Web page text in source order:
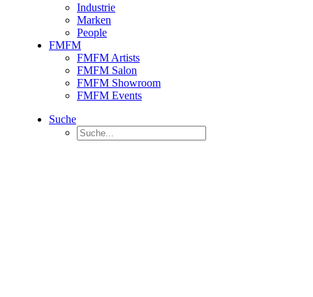
Industrie
Marken
People
FMFM
FMFM Artists
FMFM Salon
FMFM Showroom
FMFM Events
Suche